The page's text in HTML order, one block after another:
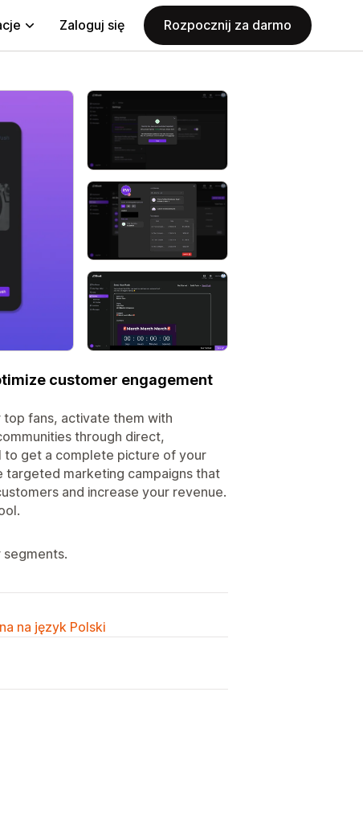
Zaloguj się Rozpocznij za darmo
customer engagement
fans, activate them with
through direct,
to get a complete picture of your
targeted marketing campaigns that
and increase your revenue.
na język Polski